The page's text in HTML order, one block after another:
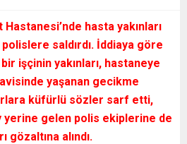
hasta yakınları
saldırdı. İddiaya göre
işçinin yakınları, hastaneye
yaşanan gecikme
küfürlü sözler sarf etti,
yerine gelen polis ekiplerine de
gözaltına alındı.